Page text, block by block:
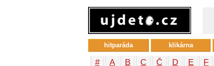
# A B C Č D E F
hitparáda klikárna